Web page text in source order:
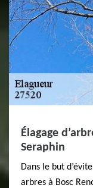
Élagage
Seraphin
Dans le but
arbres à Bosc